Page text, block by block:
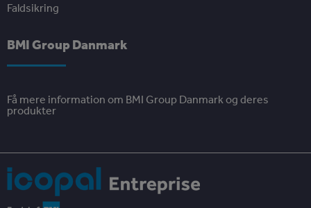
Faldsikring
BMI Group Danmark
Få mere information om BMI Group Danmark og deres
produkter